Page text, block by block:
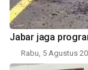
Jabar jaga
Rabu, 5 Agustus